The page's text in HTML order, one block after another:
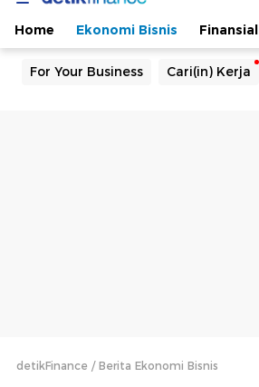
Home Ekonomi Bisnis Finansial
For Your Business Cari(in) Kerja
detikFinance Berita Ekonomi Bisnis